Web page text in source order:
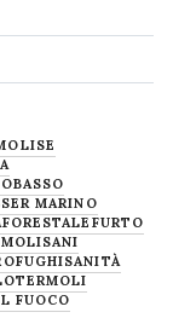
MARINO
FORESTALE FURTO
MOLISANI
SANITÀ
TERMOLI
FUOCO